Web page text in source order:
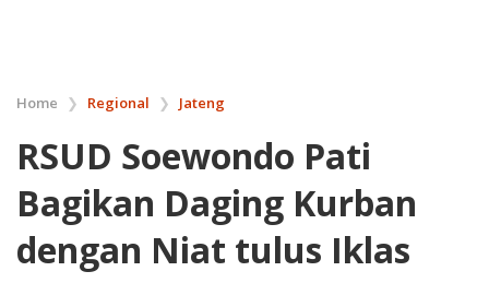
Home ❯ Regional ❯ Jateng
RSUD Soewondo Pati
Bagikan Daging Kurban
dengan Niat tulus Iklas